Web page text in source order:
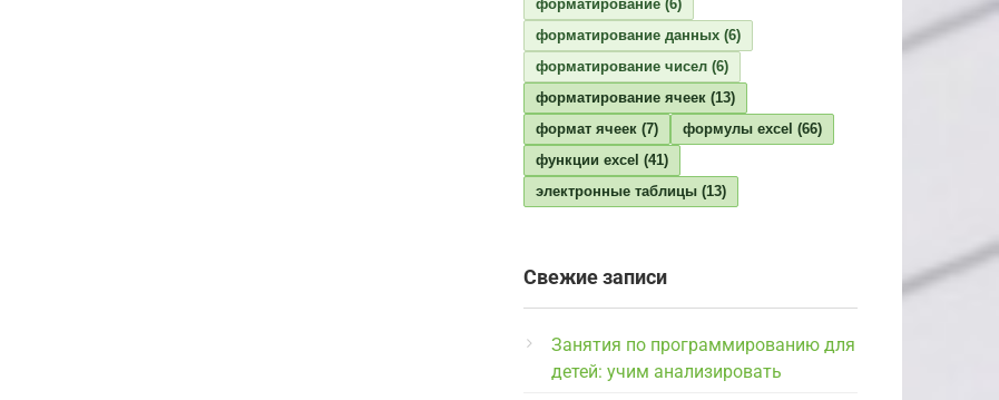
форматирование (6)
форматирование данных (6)
форматирование чисел (6)
форматирование ячеек (13)
формат ячеек (7) формулы excel (66)
функции excel (41)
электронные таблицы (13)
Свежие записи
Занятия по программированию для
детей: учим анализировать